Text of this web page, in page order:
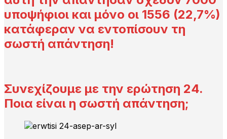
υποψήφιοι και μόνο οι 1556 (22,7%)
κατάφεραν να εντοπίσουν τη
σωστή απάντηση!
Συνεχίζουμε με την ερώτηση 24.
Ποια είναι η σωστή απάντηση;